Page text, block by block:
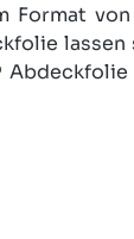
Format